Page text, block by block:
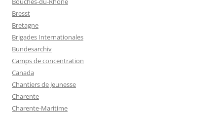
Bresst
Bretagne
Brigades Internationales
Bundesarchiv
Camps de concentration
Canada
Chantiers de Jeunesse
Charente
Charente-Maritime